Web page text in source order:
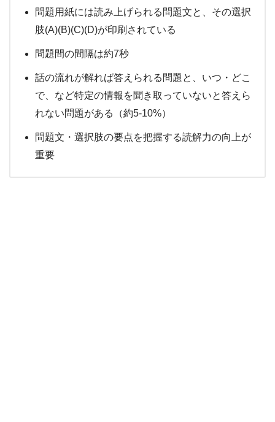
問題用紙には読み上げられる問題文と、その選択
肢(A)(B)(C)(D)が印刷されている
問題間の間隔は約7秒
話の流れが解れば答えられる問題と、いつ・どこ
で、など特定の情報を聞き取っていないと答えら
れない問題がある（約5-10%）
問題文・選択肢の要点を把握する読解力の向上が
重要